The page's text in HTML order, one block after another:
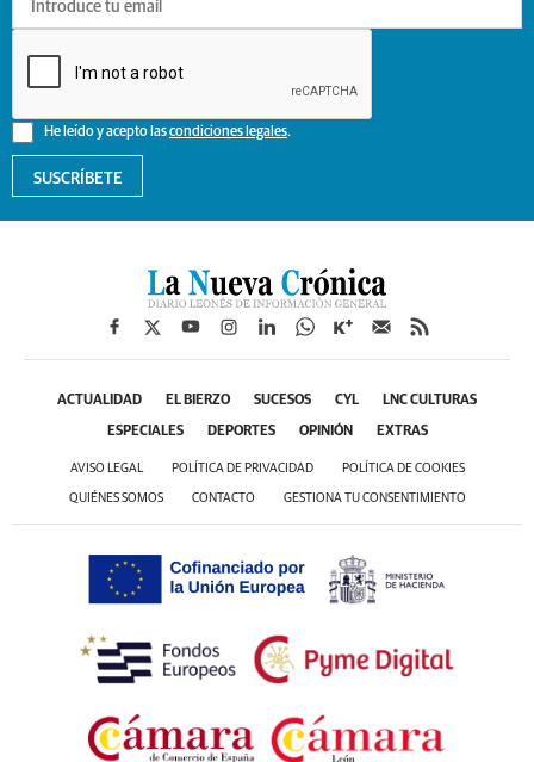
He leído y acepto lascondiciones legales.
SUSCRÍBETE
ACTUALIDAD EL BIERZO SUCESOS CYL LNC CULTURAS
ESPECIALES DEPORTES OPINIÓN EXTRAS
AVISO LEGAL POLÍTICA DE PRIVACIDAD POLÍTICA DE COOKIES
QUIÉNES SOMOS CONTACTO GESTIONA TU CONSENTIMIENTO